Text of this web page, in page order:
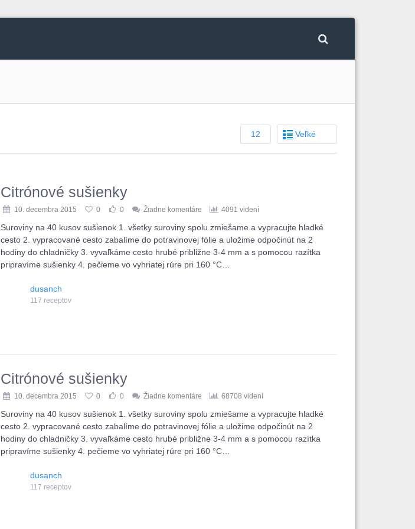
Veľké
12
Citrónové sušienky
10. decembra 2015 0 0 Žiadne komentáre 4091 videní
Suroviny na 40 kusov sušienok 1. všetky suroviny spolu zmiešame a vypracujte hladké
cesto 2. vypracované cesto zabalíme do potravinovej fólie a uložime odpočinút na 2
hodiny do chladničky 3. vyvaľkáme cesto hrubé približne 3-4 mm a s pomocou razítka
pripravíme sušienky 4. pečieme vo vyhriatej rúre pri 160 °C…
dusanch
117 receptov
Citrónové sušienky
10. decembra 2015 0 0 Žiadne komentáre 68708 videní
Suroviny na 40 kusov sušienok 1. všetky suroviny spolu zmiešame a vypracujte hladké
cesto 2. vypracované cesto zabalíme do potravinovej fólie a uložime odpočinút na 2
hodiny do chladničky 3. vyvaľkáme cesto hrubé približne 3-4 mm a s pomocou razítka
pripravíme sušienky 4. pečieme vo vyhriatej rúre pri 160 °C…
dusanch
117 receptov